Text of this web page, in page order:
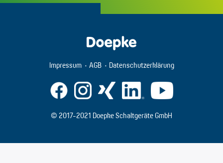
Impressum AGB Datenschutzerklärung
© 2017-2021 Doepke Schaltgeräte GmbH